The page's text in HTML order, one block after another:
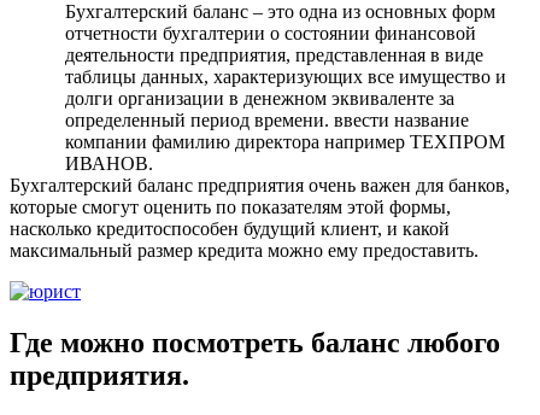
Бухгалтерский баланс – это одна из основных форм
отчетности бухгалтерии о состоянии финансовой
деятельности предприятия, представленная в виде
таблицы данных, характеризующих все имущество и
долги организации в денежном эквиваленте за
определенный период времени. ввести название
компании фамилию директора например ТЕХПРОМ
ИВАНОВ.
Бухгалтерский баланс предприятия очень важен для банков,
которые смогут оценить по показателям этой формы,
насколько кредитоспособен будущий клиент, и какой
максимальный размер кредита можно ему предоставить.
Где можно посмотреть баланс любого
предприятия.